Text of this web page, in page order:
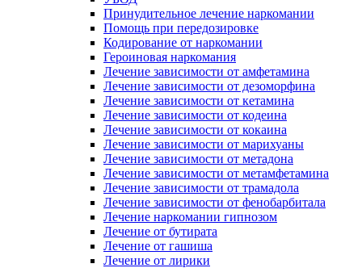
Принудительное лечение наркомании
Помощь при передозировке
Кодирование от наркомании
Героиновая наркомания
Лечение зависимости от амфетамина
Лечение зависимости от дезоморфина
Лечение зависимости от кетамина
Лечение зависимости от кодеина
Лечение зависимости от кокаина
Лечение зависимости от марихуаны
Лечение зависимости от метадона
Лечение зависимости от метамфетамина
Лечение зависимости от трамадола
Лечение зависимости от фенобарбитала
Лечение наркомании гипнозом
Лечение от бутирата
Лечение от гашиша
Лечение от лирики